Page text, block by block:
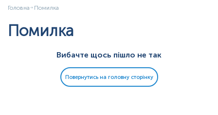
Головна Помилка
Помилка
Вибачте щось пішло не так
Повернутись на головну сторінку